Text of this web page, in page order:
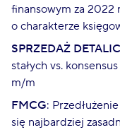
finansowym za 2022
o charakterze
SPRZEDAŻ
stałych vs.
m/m
FMCG:
się najbardziej